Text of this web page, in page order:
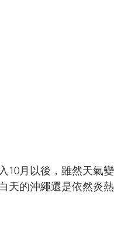
10月以後，雖然天氣
天的沖繩還是依然炎